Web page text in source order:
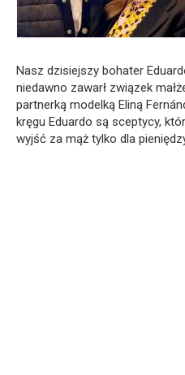
Nasz dzisiejszy bohater
niedawno zawarł związek
partnerką modelką Eliną
kręgu Eduardo są sceptycy,
wyjść za mąż tylko dla